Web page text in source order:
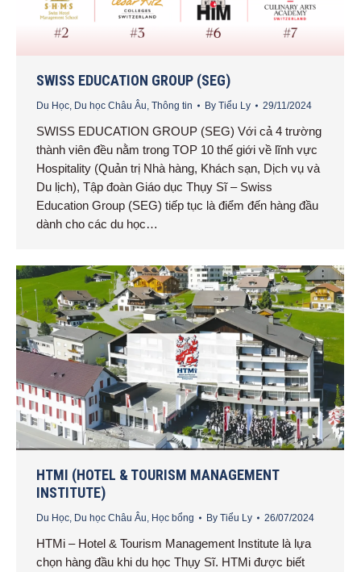
SWISS EDUCATION GROUP (SEG)
Du Học, Du học Châu Âu, Thông tin By Tiểu Ly 29/11/2024
SWISS EDUCATION GROUP (SEG) Với cả 4 trường
thành viên đều nằm trong TOP 10 thế giới về lĩnh vực
Hospitality (Quản trị Nhà hàng, Khách sạn, Dịch vụ và
Du lịch), Tập đoàn Giáo dục Thụy Sĩ – Swiss
Education Group (SEG) tiếp tục là điểm đến hàng đầu
dành cho các du học…
HTMI (HOTEL & TOURISM MANAGEMENT
INSTITUTE)
Du Học Du học Châu Âu Học bổng By Tiểu Ly 26/07/2024
HTMi – Hotel & Tourism Management Institute là lựa
chọn hàng đầu khi du học Thụy Sĩ. HTMi được biết